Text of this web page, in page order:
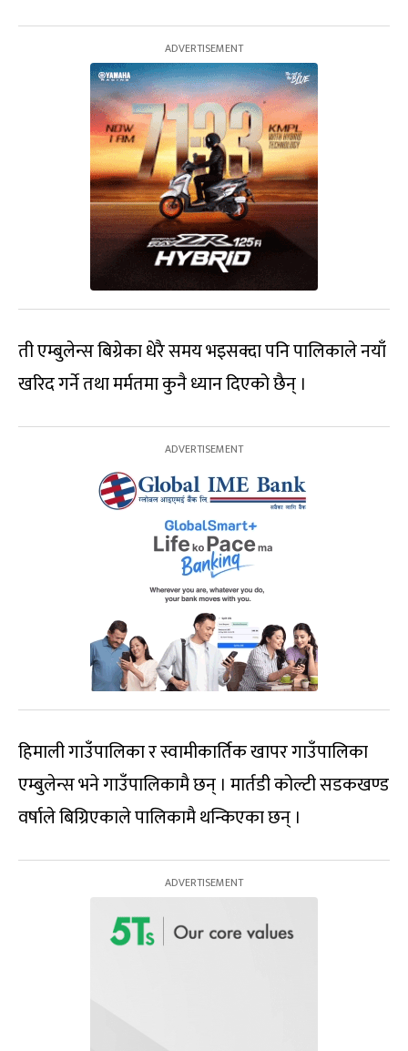
ती एम्बुलेन्स बिग्रेका धेरै समय भइसक्दा पनि पालिकाले नयाँ
खरिद गर्ने तथा मर्मतमा कुनै ध्यान दिएको छैन् ।
हिमाली गाउँपालिका र स्वामीकार्तिक खापर गाउँपालिका
एम्बुलेन्स भने गाउँपालिकामै छन् । मार्तडी कोल्टी सडकखण्ड
वर्षाले बिग्रिएकाले पालिकामै थन्किएका छन् ।